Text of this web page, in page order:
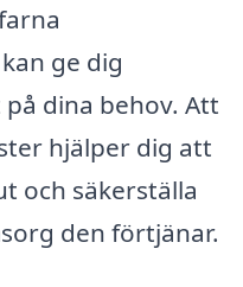
ge dig
dina behov. Att
hjälper dig att
och säkerställa
den förtjänar.